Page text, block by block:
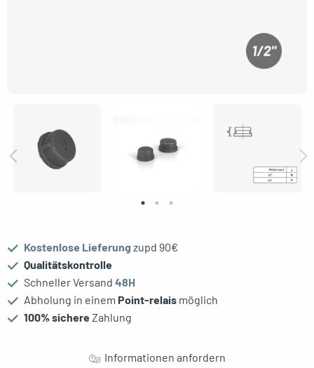
Kostenlose Lieferung zupd 90€
Qualitätskontrolle
Schneller Versand 48H
Abholung in einem Point-relaismöglich
100% sichereZahlung
Informationen anfordern